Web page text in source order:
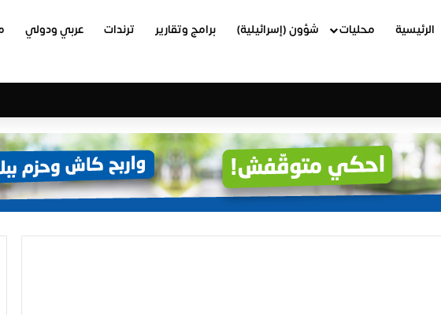
الرئيسية محليات شؤون (إسرائيلية) برامج وتقارير ترندات عربي ودولي